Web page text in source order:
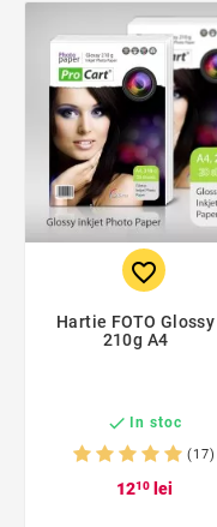
favorite_border
Hartie FOTO Glossy
210g A4
 In stoc
(17)
1210lei